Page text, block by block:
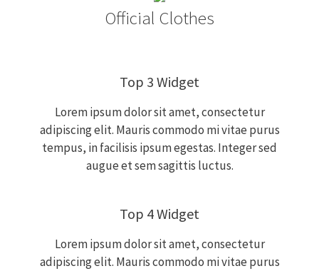
Official Clothes
Top 3 Widget
Lorem ipsum dolor sit amet, consectetur
adipiscing elit. Mauris commodo mi vitae purus
tempus, in facilisis ipsum egestas. Integer sed
augue et sem sagittis luctus.
Top 4 Widget
Lorem ipsum dolor sit amet, consectetur
adipiscing elit. Mauris commodo mi vitae purus